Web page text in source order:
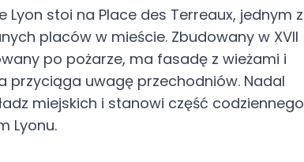
Lyon stoi na Place des Terreaux, jednym z
placów w mieście. Zbudowany w XVII
po pożarze, ma fasadę z wieżami i
przyciąga uwagę przechodniów. Nadal
miejskich i stanowi część codziennego
Lyonu.